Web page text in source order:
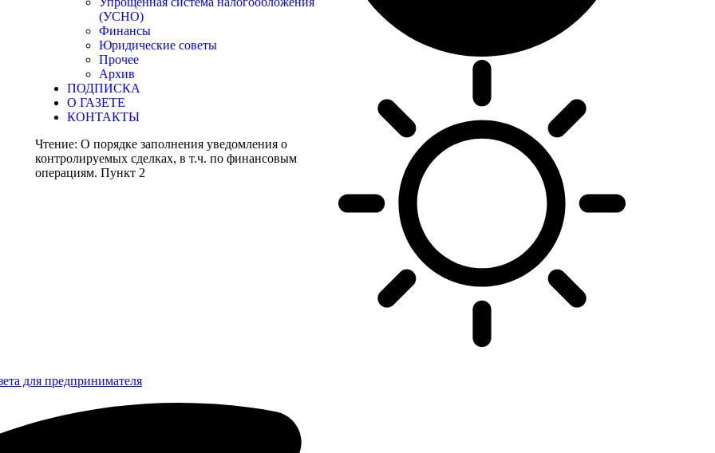
(УСНО)
Финансы
Юридические советы
Прочее
Архив
ПОДПИСКА
О ГАЗЕТЕ
КОНТАКТЫ
Чтение: О порядке заполнения уведомления о
контролируемых сделках, в т.ч. по финансовым
операциям. Пункт 2